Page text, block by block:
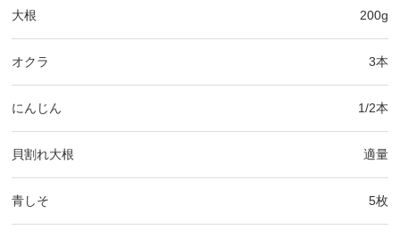
大根 200g
オクラ 3本
にんじん 1/2本
貝割れ大根 適量
青しそ 5枚